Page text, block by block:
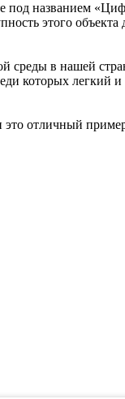
названием
этого объекта
среды в нашей
которых
отличный